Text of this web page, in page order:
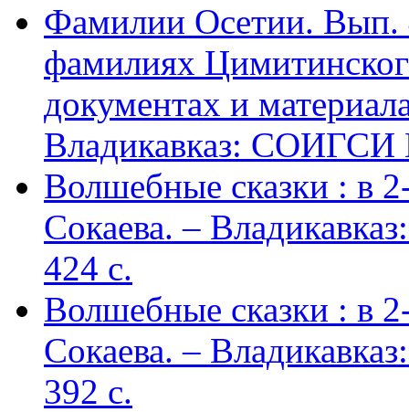
Фамилии Осетии. Вып.
фамилиях
документах и
Владикавказ:
Волшебные сказки : в
Сокаева. –
424 c.
Волшебные сказки : в
Сокаева. –
392 c.